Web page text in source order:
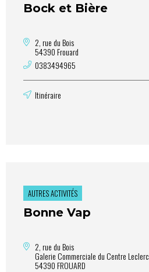
Bock et Bière
2, rue du Bois
54390 Frouard
0383494965
Itinéraire
AUTRES ACTIVITÉS
Bonne Vap
2, rue du Bois
Galerie Commerciale du Centre Leclerc
54390 FROUARD